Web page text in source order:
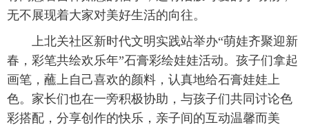
无不展现着大家对美好生活的向往。
上北关社区新时代文明实践站举办“萌娃齐聚迎新
春，彩笔共绘欢乐年”石膏彩绘娃娃活动。孩子们拿起
画笔，蘸上自己喜欢的颜料，认真地给石膏娃娃上
色。家长们也在一旁积极协助，与孩子们共同讨论色
彩搭配，分享创作的快乐，亲子间的互动温馨而美